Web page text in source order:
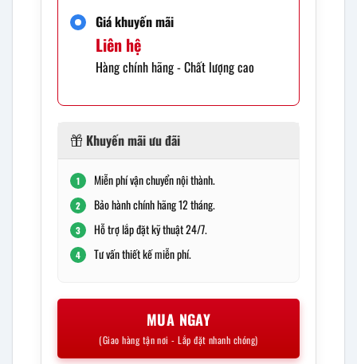
Giá khuyến mãi
Liên hệ
Hàng chính hãng - Chất lượng cao
Khuyến mãi ưu đãi
1 Miễn phí vận chuyển nội thành.
2 Bảo hành chính hãng 12 tháng.
3 Hỗ trợ lắp đặt kỹ thuật 24/7.
4 Tư vấn thiết kế miễn phí.
MUA NGAY
(Giao hàng tận nơi - Lắp đặt nhanh chóng)